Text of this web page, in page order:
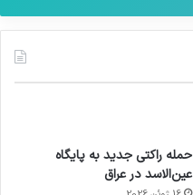
حمله راکتی جدید به پایگاه
عین‌الاسد در عراق